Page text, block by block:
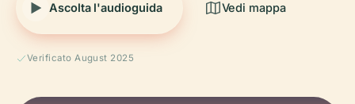
Ascolta l'audioguida Vedi mappa
Verificato August 2025